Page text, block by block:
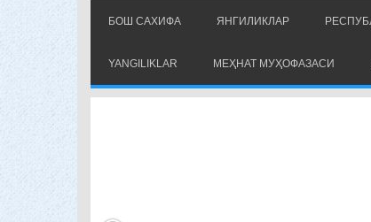
БОШ САХИФА ЯНГИЛИКЛАР
YANGILIKLAR МЕҲНАТ МУҲОФАЗАСИ